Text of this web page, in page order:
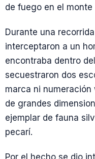
de fuego en el monte
Durante una
interceptaron a un
encontraba dentro
secuestraron dos
marca ni
de grandes
ejemplar de fauna
pecarí.